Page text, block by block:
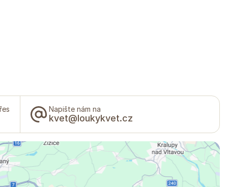
Napište nám na
kvet@loukykvet.cz